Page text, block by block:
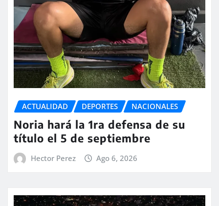
ACTUALIDAD DEPORTES NACIONALES
Noria hará la 1ra defensa de su
título el 5 de septiembre
Hector Perez Ago 6, 2026